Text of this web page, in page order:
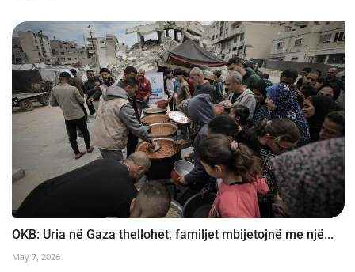
OKB: Uria në Gaza thellohet, familjet mbijetojnë me një...
May 7, 2026